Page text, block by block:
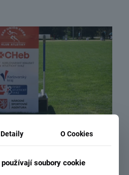
DSC_2192
Detaily O Cookies
soubory cookie